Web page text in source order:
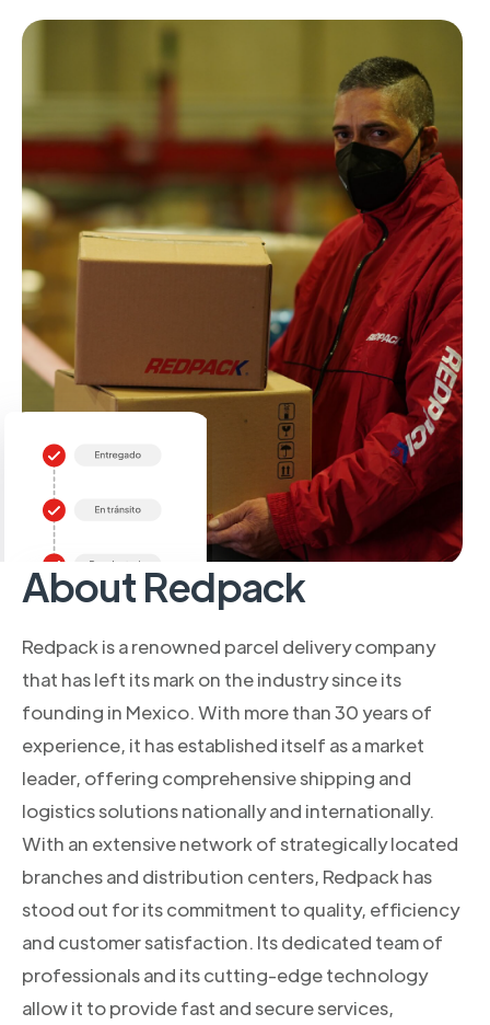
About Redpack
Redpack is a renowned parcel delivery company
that has left its mark on the industry since its
founding in Mexico. With more than 30 years of
experience, it has established itself as a market
leader, offering comprehensive shipping and
logistics solutions nationally and internationally.
With an extensive network of strategically located
branches and distribution centers, Redpack has
stood out for its commitment to quality, efficiency
and customer satisfaction. Its dedicated team of
professionals and its cutting-edge technology
allow it to provide fast and secure services,